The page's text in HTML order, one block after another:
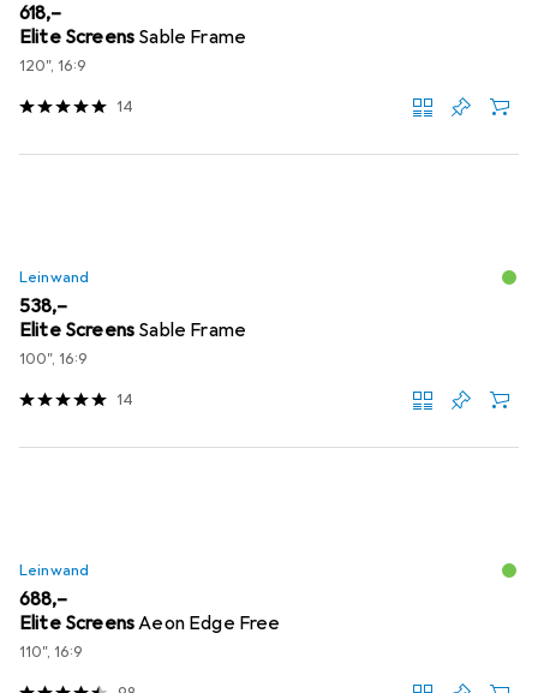
EUR
618,–
Elite Screens Sable Frame
120", 16:9
14
Leinwand
EUR
538,–
Elite Screens Sable Frame
100", 16:9
14
Leinwand
EUR
688,–
Elite ScreensAeon Edge Free
110", 16:9